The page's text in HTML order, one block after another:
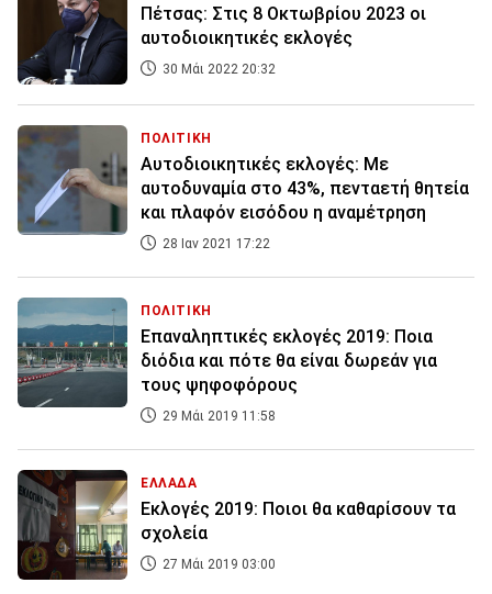
Πέτσας: Στις 8 Οκτωβρίου 2023 οι
αυτοδιοικητικές εκλογές
30 Μάι 2022 20:32
ΠΟΛΙΤΙΚΗ
Αυτοδιοικητικές εκλογές: Με
αυτοδυναμία στο 43%, πενταετή θητεία
και πλαφόν εισόδου η αναμέτρηση
28 Ιαν 2021 17:22
ΠΟΛΙΤΙΚΗ
Επαναληπτικές εκλογές 2019: Ποια
διόδια και πότε θα είναι δωρεάν για
τους ψηφοφόρους
29 Μάι 2019 11:58
ΕΛΛΑΔΑ
Εκλογές 2019: Ποιοι θα καθαρίσουν τα
σχολεία
27 Μάι 2019 03:00